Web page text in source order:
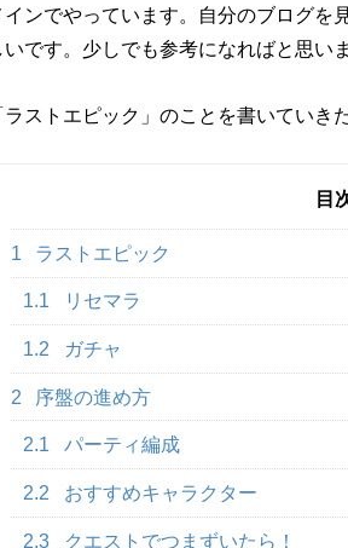
インでやっています。自分のブログを
です。少しでも参考になればと思いま
ストエピック」のことを書いていき
目
1 ラストエピック
1.1 リセマラ
1.2 ガチャ
2 序盤の進め方
2.1 パーティ編成
2.2 おすすめキャラクター
2.3 クエストでつまずいたら！